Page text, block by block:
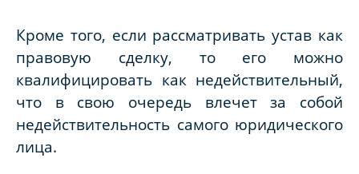
Кроме того, если рассматривать устав как
правовую сделку, то его можно
квалифицировать как недействительный,
что в свою очередь влечет за собой
недействительность самого юридического
лица.